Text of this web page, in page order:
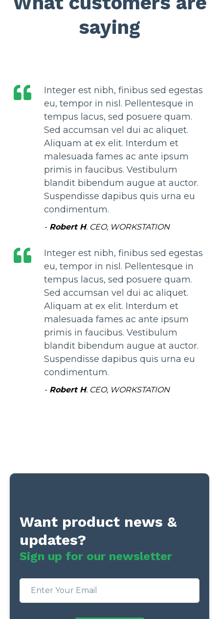
saying
Integer est nibh, finibus sed egestas
eu, tempor in nisl. Pellentesque in
tempus lacus, sed posuere quam.
Sed accumsan vel dui ac aliquet.
Aliquam at ex elit. Interdum et
malesuada fames ac ante ipsum
primis in faucibus. Vestibulum
blandit bibendum augue at auctor.
Suspendisse dapibus quis urna eu
condimentum.
-Robert H. CEO, WORKSTATION
Integer est nibh, finibus sed egestas
eu, tempor in nisl. Pellentesque in
tempus lacus, sed posuere quam.
Sed accumsan vel dui ac aliquet.
Aliquam at ex elit. Interdum et
malesuada fames ac ante ipsum
primis in faucibus. Vestibulum
blandit bibendum augue at auctor.
Suspendisse dapibus quis urna eu
condimentum.
-Robert H. CEO, WORKSTATION
Want product news &
updates?
Sign up for our newsletter